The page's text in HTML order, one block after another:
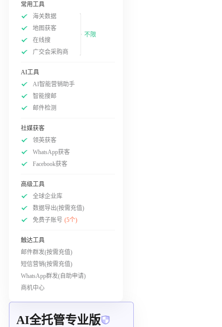
常用工具
海关数据
地图获客
在线搜
广交会采购商
不限
AI工具
AI智能营销助手
智能搜邮
邮件检测
社媒获客
领英获客
WhatsApp获客
Facebook获客
高级工具
全球企业库
数据导出(按需充值)
免费子账号 (5个)
触达工具
邮件群发(按需充值)
短信营销(按需充值)
WhatsApp群发(自助申请)
商机中心
AI全托管专业版